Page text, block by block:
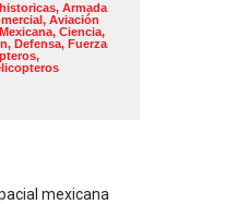
, Armada
, Aviación
, Ciencia,
, Defensa, Fuerza
,
mexicana